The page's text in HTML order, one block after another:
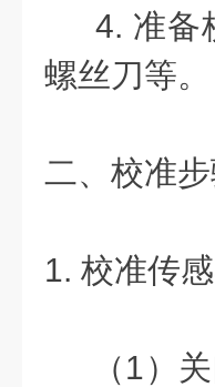
4. 准备
螺丝刀等。
二、校准步
1. 校准传
（1）关